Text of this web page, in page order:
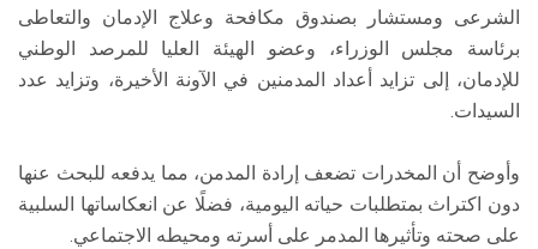
الشرعى ومستشار بصندوق مكافحة وعلاج الإدمان والتعاطى
برئاسة مجلس الوزراء، وعضو الهيئة العليا للمرصد الوطني
للإدمان، إلى تزايد أعداد المدمنين في الآونة الأخيرة، وتزايد عدد
السيدات.
وأوضح أن المخدرات تضعف إرادة المدمن، مما يدفعه للبحث عنها
دون اكتراث بمتطلبات حياته اليومية، فضلًا عن انعكاساتها السلبية
على صحته وتأثيرها المدمر على أسرته ومحيطه الاجتماعي.